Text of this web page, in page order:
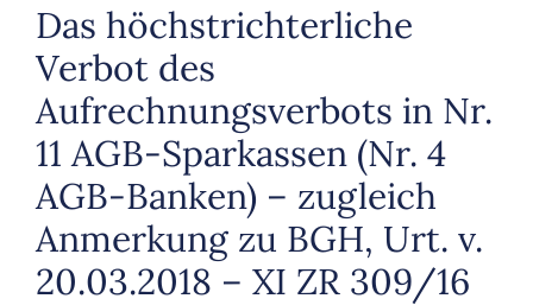
Das höchstrichterliche
Verbot des
Aufrechnungsverbots in Nr.
11 AGB-Sparkassen (Nr. 4
AGB-Banken) – zugleich
Anmerkung zu BGH, Urt. v.
20.03.2018 – XI ZR 309/16